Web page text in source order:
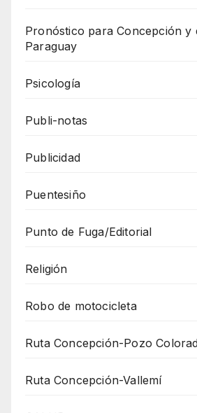
Pronóstico para Concepción y
Paraguay
Psicología
Publi-notas
Publicidad
Puentesiño
Punto de Fuga/Editorial
Religión
Robo de motocicleta
Ruta Concepción-Pozo
Ruta Concepción-Vallemí